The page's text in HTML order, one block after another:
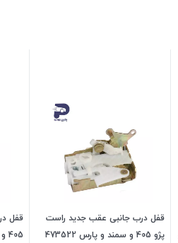
قفل درب جانبی عقب جدید راست
پژو 405 و سمند و پارس 473522
قفل